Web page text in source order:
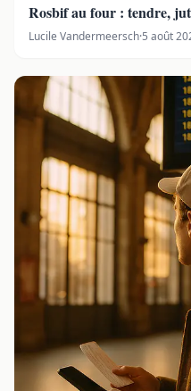
Rosbif au four : tendre,
Lucile Vandermeersch·5 août